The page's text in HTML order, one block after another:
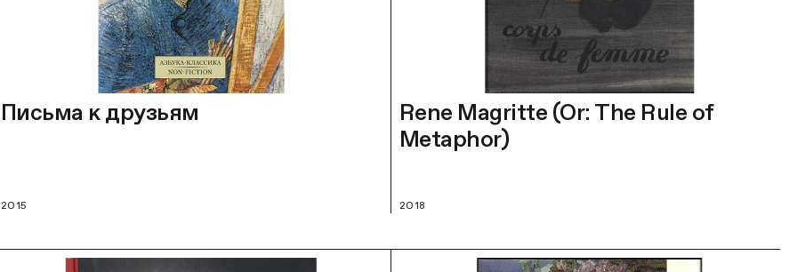
Письма к друзьям
2015
Rene Magritte (Or: The Rule of
Metaphor)
2018